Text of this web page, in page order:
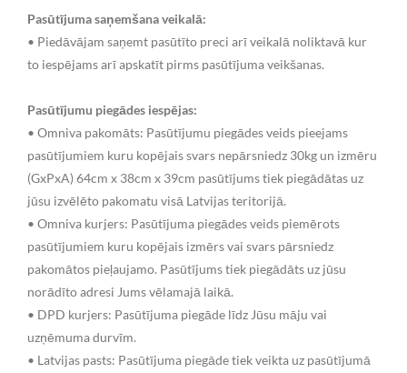
Pasūtījuma saņemšana veikalā:
• Piedāvājam saņemt pasūtīto preci arī veikalā noliktavā kur
to iespējams arī apskatīt pirms pasūtījuma veikšanas.
Pasūtījumu piegādes iespējas:
• Omniva pakomāts: Pasūtījumu piegādes veids pieejams
pasūtījumiem kuru kopējais svars nepārsniedz 30kg un izmēru
(GxPxA) 64cm x 38cm x 39cm pasūtījums tiek piegādātas uz
jūsu izvēlēto pakomatu visā Latvijas teritorijā.
• Omniva kurjers: Pasūtījuma piegādes veids piemērots
pasūtījumiem kuru kopējais izmērs vai svars pārsniedz
pakomātos pieļaujamo. Pasūtījums tiek piegādāts uz jūsu
norādīto adresi Jums vēlamajā laikā.
• DPD kurjers: Pasūtījuma piegāde līdz Jūsu māju vai
uzņēmuma durvīm.
• Latvijas pasts: Pasūtījuma piegāde tiek veikta uz pasūtījumā